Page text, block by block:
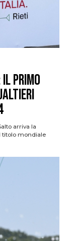
il primo
arriva la
titolo mondiale